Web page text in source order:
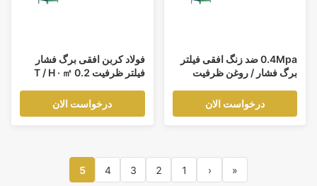
0.4Mpa ضد زنگ افقی فیلتر
برگ فشار / روغن ظرفیت
درخواست الان
فولاد کربن افقی برگ فشار
فیلتر ظرفیت 0.2 T / H · ㎡
درخواست الان
«
‹
1
2
3
4
5